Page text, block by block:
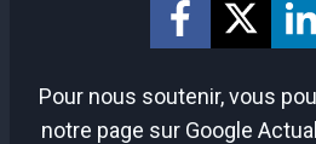
Pour nous soutenir, vous
notre page sur Google